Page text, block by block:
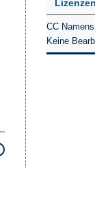
Lizenzen
CC
Keine